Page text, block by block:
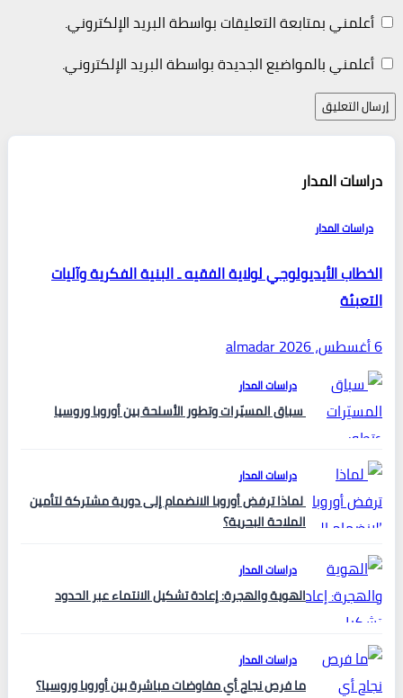
أعلمني بمتابعة التعليقات بواسطة البريد الإلكتروني.
أعلمني بالمواضيع الجديدة بواسطة البريد الإلكتروني.
دراسات المدار
دراسات المدار
الخطاب الأيديولوجي لولاية الفقيه ـ البنية الفكرية وآليات
التعبئة
6 أغسطس، 2026
almadar
دراسات المدار
سباق المسيّرات وتطور الأسلحة بين أوروبا وروسيا
دراسات المدار
لماذا ترفض أوروبا الانضمام إلى دورية مشتركة لتأمين
الملاحة البحرية؟
دراسات المدار
الهوية والهجرة: إعادة تشكيل الانتماء عبر الحدود
دراسات المدار
ما فرص نجاح أي مفاوضات مباشرة بين أوروبا وروسيا؟